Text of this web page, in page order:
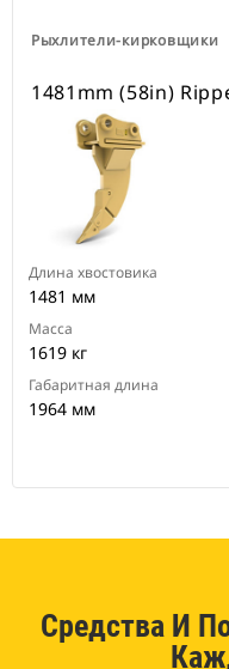
Рыхлители-кирковщики
1481mm (58in)
Длина хвостовика
1481 мм
Масса
1619 кг
Габаритная длина
1964 мм
Средства И